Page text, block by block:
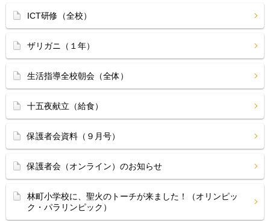
ICT研修（全校）
ザリガニ（１年）
生活指導全校朝会（全体）
十五夜献立（給食）
保護者会資料（９月号）
保護者会（オンライン）のお知らせ
林町小学校に、聖火のトーチが来ました！（オリンピッ
ク・パラリンピック）